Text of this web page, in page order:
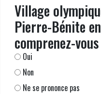
Village
Pierre-Bénite
comprenez-
Oui
Non
Ne se prononce pas